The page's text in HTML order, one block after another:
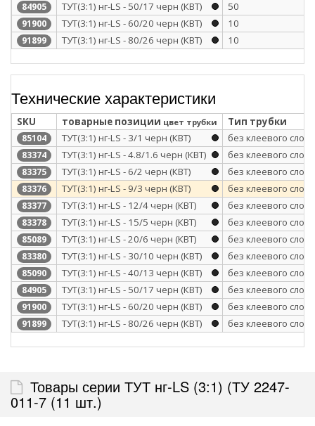
84905 ТУТ(3:1) нг-LS - 50/17 черн (КВТ) 50
91900 ТУТ(3:1) нг-LS - 60/20 черн (КВТ) 10
91899 ТУТ(3:1) нг-LS - 80/26 черн (КВТ) 10
Технические характеристики
SKU товарные позиции цвет трубки Тип трубки
85104 ТУТ(3:1) нг-LS - 3/1 черн (КВТ) без клеевого слоя
83374 ТУТ(3:1) нг-LS - 4.8/1.6 черн (КВТ) без клеевого слоя
83375 ТУТ(3:1) нг-LS - 6/2 черн (КВТ) без клеевого слоя
83376 ТУТ(3:1) нг-LS - 9/3 черн (КВТ) без клеевого слоя
83377 ТУТ(3:1) нг-LS - 12/4 черн (КВТ) без клеевого слоя
83378 ТУТ(3:1) нг-LS - 15/5 черн (КВТ) без клеевого слоя
85089 ТУТ(3:1) нг-LS - 20/6 черн (КВТ) без клеевого слоя
83380 ТУТ(3:1) нг-LS - 30/10 черн (КВТ) без клеевого слоя
85090 ТУТ(3:1) нг-LS - 40/13 черн (КВТ) без клеевого слоя
84905 ТУТ(3:1) нг-LS - 50/17 черн (КВТ) без клеевого слоя
91900 ТУТ(3:1) нг-LS - 60/20 черн (КВТ) без клеевого слоя
91899 ТУТ(3:1) нг-LS - 80/26 черн (КВТ) без клеевого слоя
Товары серии ТУТ нг-LS (3:1) (ТУ 2247-
011-7 (11 шт.)